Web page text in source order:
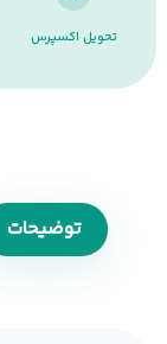
تحویل اکسپرس
توضیحات